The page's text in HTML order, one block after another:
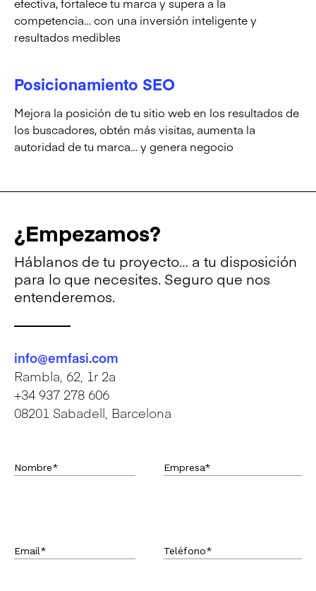
competencia… con una inversión inteligente y
resultados medibles
Posicionamiento SEO
Mejora la posición de tu sitio web en los resultados de
los buscadores, obtén más visitas, aumenta la
autoridad de tu marca… y genera negocio
¿Empezamos?
Háblanos de tu proyecto… a tu disposición
para lo que necesites. Seguro que nos
entenderemos.
info@emfasi.com
Rambla, 62, 1r 2a
+34 937 278 606
08201 Sabadell, Barcelona
Nombre* Empresa*
Email* Teléfono*